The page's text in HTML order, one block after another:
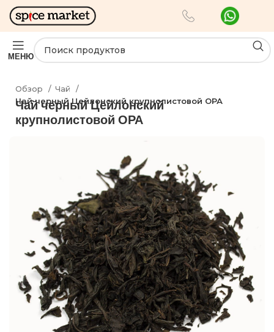
МЕНЮ
Обзор
Чай
Чай черный Цейлонский крупнолистовой ОРА
Чай черный Цейлонский
крупнолистовой ОРА